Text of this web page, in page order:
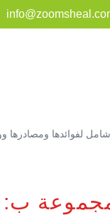
لفوائدها ومصادرها